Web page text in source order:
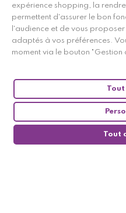
expérience shopping, la
permettent d'assurer le bon
l'audience et de vous
adaptés à vos préférences.
moment via le bouton
Tout
pour vérifier.